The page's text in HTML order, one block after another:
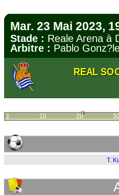
Mar. 23 Mai 2023,
Stade : Reale Arena
Arbitre : Pablo
REAL
1 10 20 30
T.